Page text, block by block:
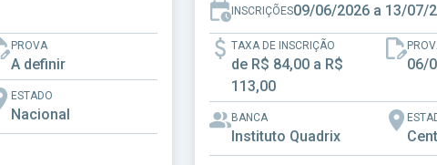
PROVA
A definir
ESTADO
Nacional
INSCRIÇÕES09/06/2026 a 13/07/
TAXA DE INSCRIÇÃO
de R$ 84,00 a R$
113,00
06/
BANCA
Instituto Quadrix